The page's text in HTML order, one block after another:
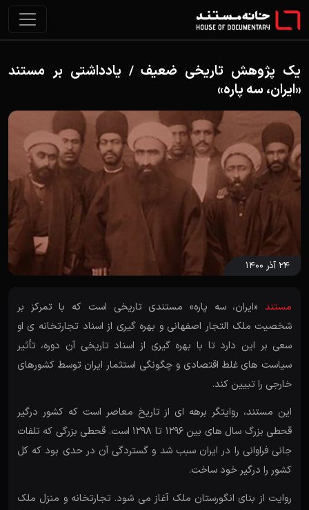
یک پژوهش تاریخی ضعیف / یادداشتی بر مستند
«ایران، سه پاره»
۲۴ آذر ۱۴۰۰
مستند«ایران، سه پاره» مستندی تاریخی است که با تمرکز بر
شخصیت ملک التجار اصفهانی و بهره گیری از اسناد تجارتخانه ی او
سعی بر این دارد تا با بهره گیری از اسناد تاریخی آن دوره، تأثیر
سیاست های غلط اقتصادی و چگونگی استثمار ایران توسط کشورهای
خارجی را تبیین کند.
این مستند، روایتگر برهه ای از تاریخ معاصر است که کشور درگیر
قحطی بزرگ سال های بین 1296 تا 1298 است. قحطی بزرگی که تلفات
جانی فراوانی را در ایران سبب شد و گستردگی آن در حدی بود که کل
کشور را درگیر خود ساخت.
روایت از بنای انگورستان ملک آغاز می شود. تجارتخانه و منزل ملک